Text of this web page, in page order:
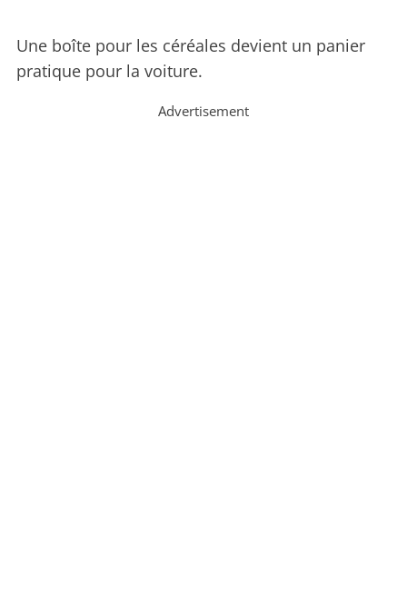
Une boîte pour les céréales devient un panier
pratique pour la voiture.
Advertisement